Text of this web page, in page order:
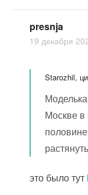
presnja
19 декабря
Starozhil,
Москве в
это было тут